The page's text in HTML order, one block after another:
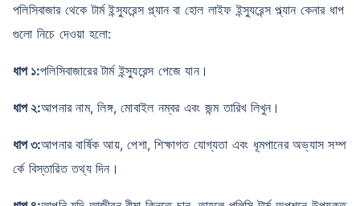
পলিসিবাজার থেকে টার্ম ইন্স্যুরেন্স প্ল্যান বা হোল লাইফ ইন্স্যুরেন্স প্ল্যান কেনার ধাপ
গুলো নিচে দেওয়া হলো:
ধাপ ১:পলিসিবাজারের টার্ম ইন্স্যুরেন্স পেজে যান।
ধাপ ২:আপনার নাম, লিঙ্গ, মোবাইল নম্বর এবং জন্ম তারিখ লিখুন।
ধাপ ৩:আপনার বার্ষিক আয়, পেশা, শিক্ষাগত যোগ্যতা এবং ধূমপানের অভ্যাস সম্প
র্কে বিস্তারিত তথ্য দিন।